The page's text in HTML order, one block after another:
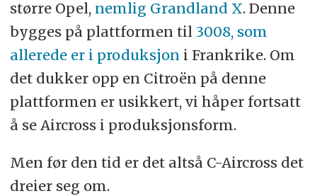
større Opel, nemlig Grandland X. Denne
bygges på plattformen til 3008, som
allerede er i produksjon i Frankrike. Om
det dukker opp en Citroën på denne
plattformen er usikkert, vi håper fortsatt
å se Aircross i produksjonsform.
Men før den tid er det altså C-Aircross det
dreier seg om.